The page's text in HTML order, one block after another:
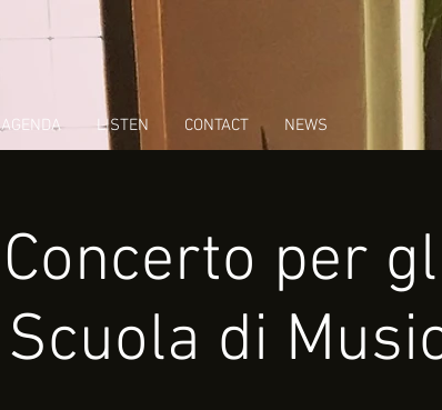
AGENDA LISTEN CONTACT NEWS
Concerto per
Scuola di